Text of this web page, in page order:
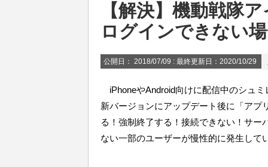
【解決】機動戦隊
ログインできない
公開日： 2018/07/09 : 最終更新日：2020/10/29
iPhoneやAndroid向けに配信中のシュ
新バージョンにアップデート後に「アプ
る！強制終了する！接続できない！サ
ない一部のユーザーが慢性的に発生して